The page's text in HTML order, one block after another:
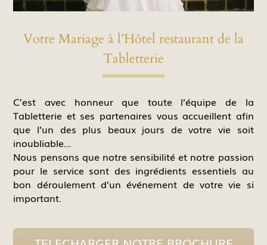
Votre Mariage à l’Hôtel restaurant de la
Tabletterie
C’est avec honneur que toute l’équipe de la
Tabletterie et ses partenaires vous accueillent afin
que l’un des plus beaux jours de votre vie soit
inoubliable…
Nous pensons que notre sensibilité et notre passion
pour le service sont des ingrédients essentiels au
bon déroulement d’un événement de votre vie si
important.